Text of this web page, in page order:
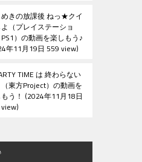
きの放課後 ねっ★クイ
（プレイステーショ
）の動画を楽しもう♪
年11月19日 559 view
TIME は 終わらない
東方Project）の動画を
う！ 2024年11月18日